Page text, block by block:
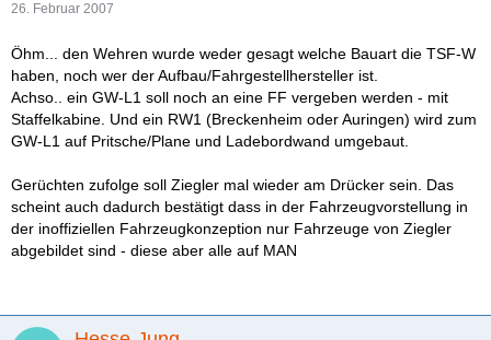
26. Februar 2007
Öhm... den Wehren wurde weder gesagt welche Bauart die TSF-W
haben, noch wer der Aufbau/Fahrgestellhersteller ist.
Achso.. ein GW-L1 soll noch an eine FF vergeben werden - mit
Staffelkabine. Und ein RW1 (Breckenheim oder Auringen) wird zum
GW-L1 auf Pritsche/Plane und Ladebordwand umgebaut.
Gerüchten zufolge soll Ziegler mal wieder am Drücker sein. Das
scheint auch dadurch bestätigt dass in der Fahrzeugvorstellung in
der inoffiziellen Fahrzeugkonzeption nur Fahrzeuge von Ziegler
abgebildet sind - diese aber alle auf MAN